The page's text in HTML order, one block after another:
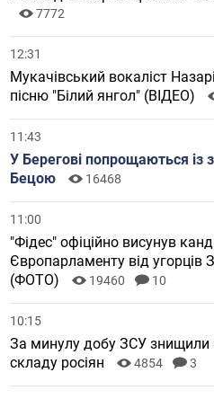
7772
12:31
Мукачівський вокаліст
пісню "Білий янгол" (ВІДЕО)
11:43
У Берегові попрощаються із
Бецою
16468
11:00
"Фідес" офіційно висунув
Європарламенту від угорців
(ФОТО)
19460 10
10:15
За минулу добу ЗСУ знищили
складу росіян
4854 3